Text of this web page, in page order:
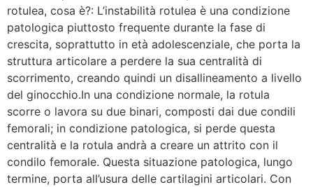
rotulea, cosa è?: L’instabilità rotulea è una condizione
patologica piuttosto frequente durante la fase di
crescita, soprattutto in età adolescenziale, che porta la
struttura articolare a perdere la sua centralità di
scorrimento, creando quindi un disallineamento a livello
del ginocchio.In una condizione normale, la rotula
scorre o lavora su due binari, composti dai due condili
femorali; in condizione patologica, si perde questa
centralità e la rotula andrà a creare un attrito con il
condilo femorale. Questa situazione patologica, lungo
termine, porta all’usura delle cartilagini articolari. Con